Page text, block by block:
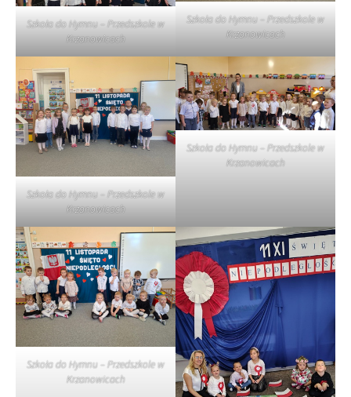
Szkoła do Hymnu – Przedszkole w
Krzanowicach
Szkoła do Hymnu – Przedszkole w
Krzanowicach
Szkoła do Hymnu – Przedszkole w
Krzanowicach
Szkoła do Hymnu – Przedszkole w
Krzanowicach
Szkoła do Hymnu – Przedszkole w
Krzanowicach